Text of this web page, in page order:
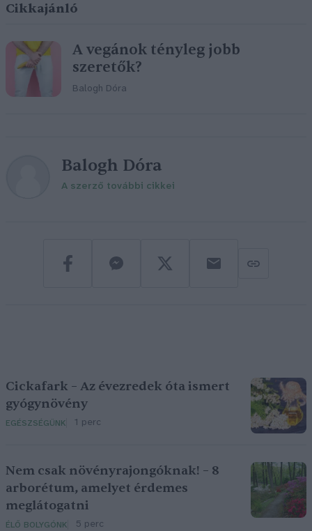
Cikkajánló
A vegánok tényleg jobb
szeretők?
Balogh Dóra
Balogh Dóra
A szerző további cikkei
Cickafark – Az évezredek óta ismert
gyógynövény
EGÉSZSÉGÜNK 1 perc
Nem csak növényrajongóknak! – 8
arborétum, amelyet érdemes
meglátogatni
ÉLŐ BOLYGÓNK 5 perc